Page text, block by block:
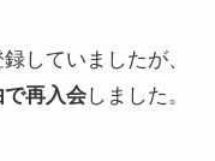
していましたが、
再入会しました。